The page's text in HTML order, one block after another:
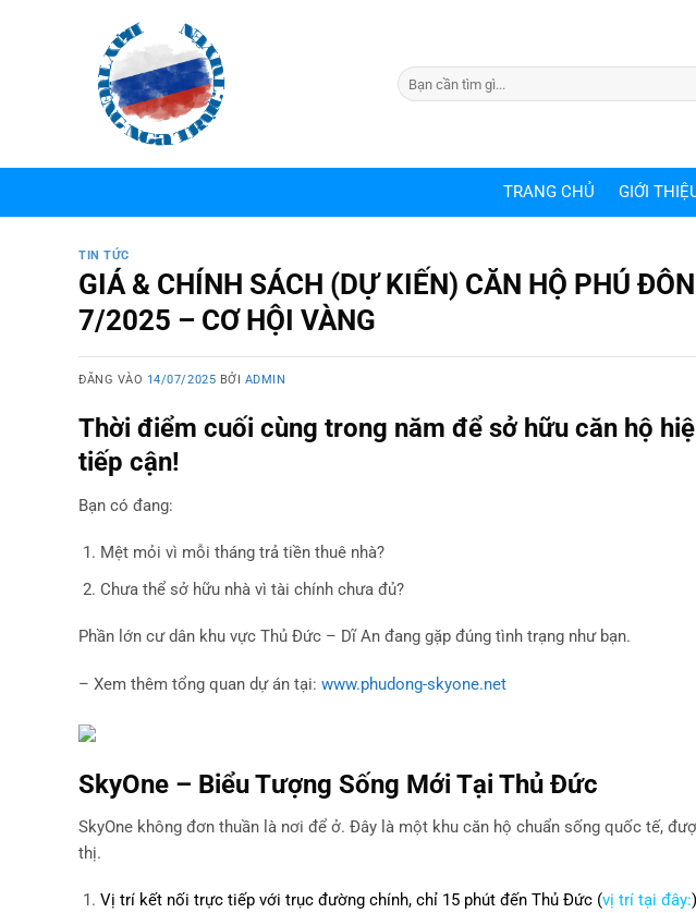
TRANG CHỦ GIỚI
TIN TỨC
GIÁ & CHÍNH SÁCH (DỰ KIẾN) CĂN HỘ PHÚ
7/2025 – CƠ HỘI VÀNG
ĐĂNG VÀO 14/07/2025 BỞI ADMIN
Thời điểm cuối cùng trong năm để sở hữu căn hộ
tiếp cận!
Bạn có đang:
Mệt mỏi vì mỗi tháng trả tiền thuê nhà?
Chưa thể sở hữu nhà vì tài chính chưa đủ?
Phần lớn cư dân khu vực Thủ Đức – Dĩ An đang gặp đúng tình trạng như bạn.
– Xem thêm tổng quan dự án tại: www.phudong-skyone.net
SkyOne – Biểu Tượng Sống Mới Tại Thủ Đức
SkyOne không đơn thuần là nơi để ở. Đây là một khu căn hộ chuẩn sống quốc tế,
thị.
Vị trí kết nối trực tiếp với trục đường chính, chỉ 15 phút đến Thủ Đức (vị trí tại đây:)